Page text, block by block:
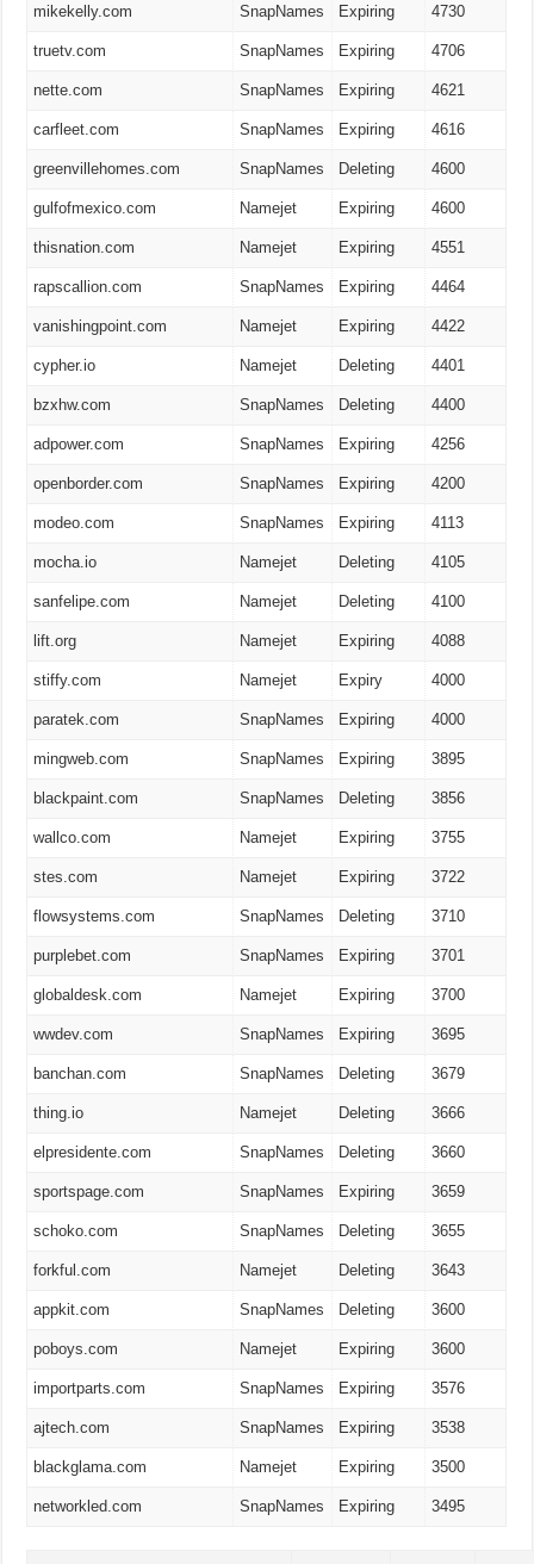
mikekelly.com SnapNames Expiring 4730
truetv.com SnapNames Expiring 4706
nette.com SnapNames Expiring 4621
carfleet.com SnapNames Expiring 4616
greenvillehomes.com SnapNames Deleting 4600
gulfofmexico.com Namejet Expiring 4600
thisnation.com Namejet Expiring 4551
rapscallion.com SnapNames Expiring 4464
vanishingpoint.com Namejet Expiring 4422
cypher.io Namejet Deleting 4401
bzxhw.com SnapNames Deleting 4400
adpower.com SnapNames Expiring 4256
openborder.com SnapNames Expiring 4200
modeo.com SnapNames Expiring 4113
mocha.io Namejet Deleting 4105
sanfelipe.com Namejet Deleting 4100
lift.org Namejet Expiring 4088
stiffy.com Namejet Expiry 4000
paratek.com SnapNames Expiring 4000
mingweb.com SnapNames Expiring 3895
blackpaint.com SnapNames Deleting 3856
wallco.com Namejet Expiring 3755
stes.com Namejet Expiring 3722
flowsystems.com SnapNames Deleting 3710
purplebet.com SnapNames Expiring 3701
globaldesk.com Namejet Expiring 3700
wwdev.com SnapNames Expiring 3695
banchan.com SnapNames Deleting 3679
thing.io Namejet Deleting 3666
elpresidente.com SnapNames Deleting 3660
sportspage.com SnapNames Expiring 3659
schoko.com SnapNames Deleting 3655
forkful.com Namejet Deleting 3643
appkit.com SnapNames Deleting 3600
poboys.com Namejet Expiring 3600
importparts.com SnapNames Expiring 3576
ajtech.com SnapNames Expiring 3538
blackglama.com Namejet Expiring 3500
networkled.com SnapNames Expiring 3495